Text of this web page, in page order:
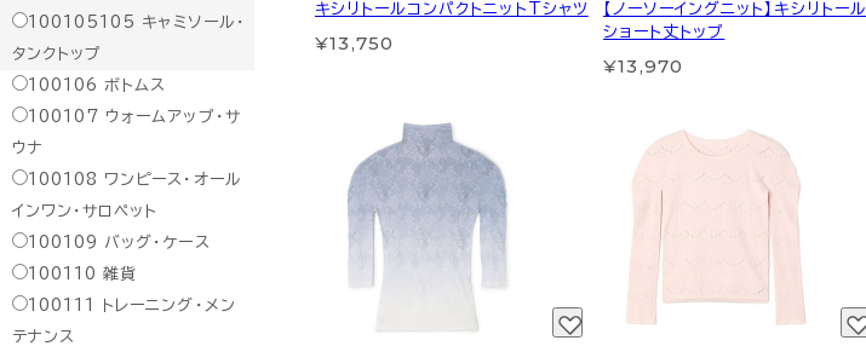
100105105
キャミソール・
タンクトップ
100106
ボトムス
100107
ウォームアップ・サ
ウナ
100108
ワンピース・オール
インワン・サロペット
100109
バッグ・ケース
100110 雑貨
100111
トレーニング・メン
テナンス
キシリトールコンパクトニットTシャツ
¥13,750
【ノーソーイングニット】キシリトール
ショート丈トップ
¥13,970